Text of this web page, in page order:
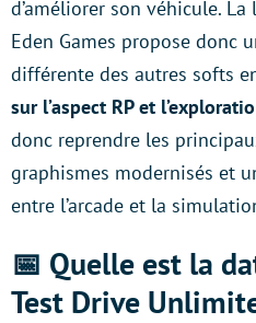
d’améliorer son véhicule.
Eden Games propose donc
différente des autres softs
sur l’aspect RP et
donc reprendre les
graphismes modernisés et
entre l’arcade et la
📅 Quelle est la
Test Drive